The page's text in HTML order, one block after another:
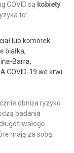
COVID są kobiety
to:
lub komórek
białka,
Barra,
COVID-19 we krwi
obniża ryzyko
badania
mają za sobą